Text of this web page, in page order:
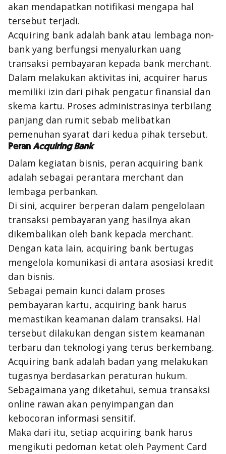
akan mendapatkan notifikasi mengapa hal
tersebut terjadi.
Acquiring bank adalah bank atau lembaga non-
bank yang berfungsi menyalurkan uang
transaksi pembayaran kepada bank merchant.
Dalam melakukan aktivitas ini, acquirer harus
memiliki izin dari pihak pengatur finansial dan
skema kartu. Proses administrasinya terbilang
panjang dan rumit sebab melibatkan
pemenuhan syarat dari kedua pihak tersebut.
PeranAcquiring Bank
Dalam kegiatan bisnis, peran acquiring bank
adalah sebagai perantara merchant dan
lembaga perbankan.
Di sini, acquirer berperan dalam pengelolaan
transaksi pembayaran yang hasilnya akan
dikembalikan oleh bank kepada merchant.
Dengan kata lain, acquiring bank bertugas
mengelola komunikasi di antara asosiasi kredit
dan bisnis.
Sebagai pemain kunci dalam proses
pembayaran kartu, acquiring bank harus
memastikan keamanan dalam transaksi. Hal
tersebut dilakukan dengan sistem keamanan
terbaru dan teknologi yang terus berkembang.
Acquiring bank adalah badan yang melakukan
tugasnya berdasarkan peraturan hukum.
Sebagaimana yang diketahui, semua transaksi
online rawan akan penyimpangan dan
kebocoran informasi sensitif.
Maka dari itu, setiap acquiring bank harus
mengikuti pedoman ketat oleh Payment Card